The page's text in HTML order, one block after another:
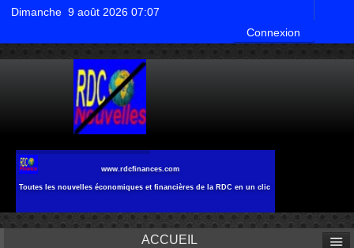
Dimanche 9 août 2026 07:07
Connexion
Toutes les nouvelles économiques et financières de la RDC en un clic
www.rdcfinances.com
ACCUEIL